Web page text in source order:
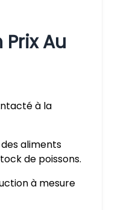
Au
à la
aliments
de poissons.
à mesure